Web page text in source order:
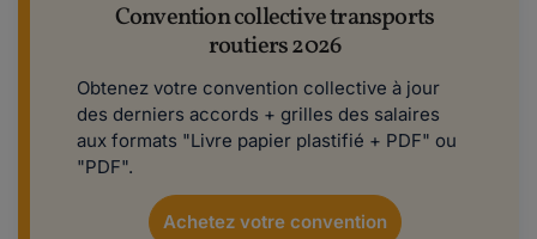
Convention collective transports
routiers 2026
Obtenez votre convention collective à jour
des derniers accords + grilles des salaires
aux formats "Livre papier plastifié + PDF" ou
"PDF".
Achetez votre convention